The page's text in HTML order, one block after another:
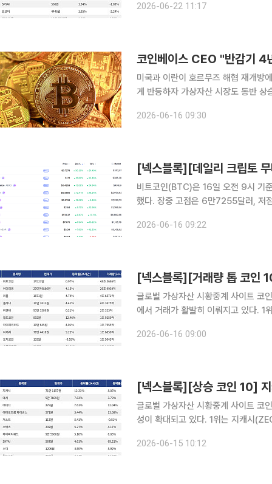
고, 7일 등락률은 -6.44%로 집계됐
2026-06-22 11:17
코인베이스 CEO "반감기 4
미국과 이란이 호르무즈 해협 재개방
게 반등하자 가상자산 시장도 동반
자산 통계 사이트 코인게코에 따르면
2026-06-16 09:30
비트코인(BTC)은 16일 오전 9시
했다. 장중 고점은 6만7255달러, 저
솔라나 유동성 스테이킹 프로젝트
2026-06-16 09:22
글로벌 가상자산 시황중계 사이트 코
에서 거래가 활발히 이뤄지고 있다. 1위는 비트코인(BTC)으로, 24시간 동안 0.97% 상승했으며 7
5.94% 상승했다. 3위는 리플(XRP)
2026-06-16 09:00
[넥스블록][상승 코인 10]
글로벌 가상자산 시황중계 사이트 코
성이 확대되고 있다. 1위는 지캐시(ZEC)로, 24시간 동안 12.31% 상승했으며 7일 기준 8.05% 상
는 에이다(ADA)로, 24시간 동안 7.6
2026-06-15 10:12